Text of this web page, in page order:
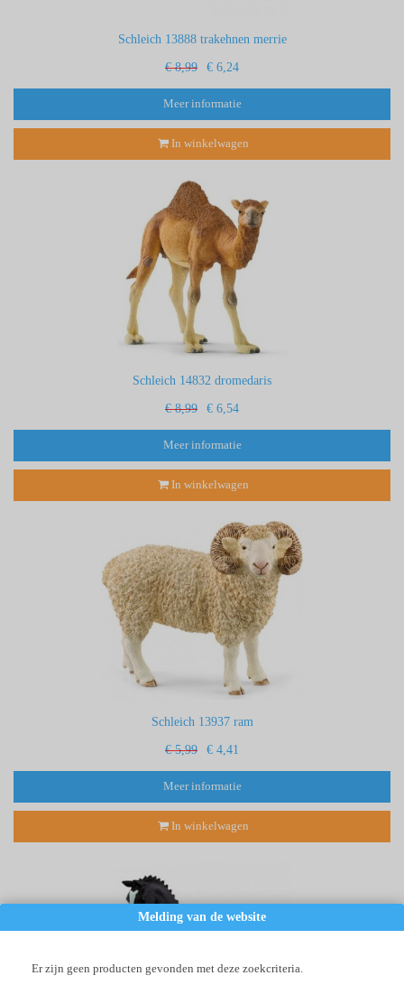
Melding van de website
Er zijn geen producten gevonden met deze zoekcriteria.
Schleich 13888 trakehnen merrie
€ 8,99 € 6,24
Meer informatie
In winkelwagen
Schleich 14832 dromedaris
€ 8,99 € 6,54
Meer informatie
In winkelwagen
Schleich 13937 ram
€ 5,99 € 4,41
Meer informatie
In winkelwagen